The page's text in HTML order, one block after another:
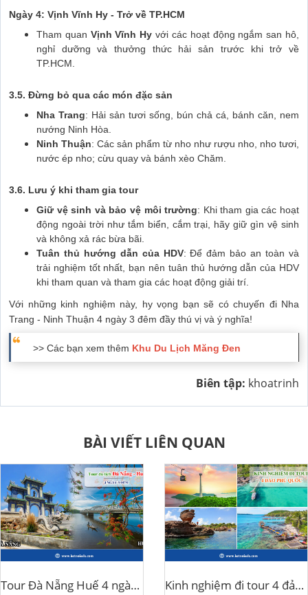
Ngày 4: Vịnh Vĩnh Hy - Trở về TP.HCM
Tham quan Vịnh Vĩnh Hy với các hoạt động ngắm san hô,
nghỉ dưỡng và thưởng thức hải sản trước khi trở về
TP.HCM.
3.5. Đừng bỏ qua các món đặc sản
Nha Trang: Hải sản tươi sống, bún chả cá, bánh căn, nem
nướng Ninh Hòa.
Ninh Thuận: Các sản phẩm từ nho như rượu nho, nho tươi,
nước ép nho; cừu quay và bánh xèo Chăm.
3.6. Lưu ý khi tham gia tour
Giữ vệ sinh và bảo vệ môi trường: Khi tham gia các hoạt
động ngoài trời như tắm biển, cắm trại, hãy giữ gìn vệ sinh
và không xả rác bừa bãi.
Tuân thủ hướng dẫn của HDV: Để đảm bảo an toàn và
trải nghiệm tốt nhất, bạn nên tuân thủ hướng dẫn của HDV
khi tham quan và tham gia các hoạt động giải trí.
Với những kinh nghiệm này, hy vọng bạn sẽ có chuyến đi Nha
Trang - Ninh Thuận 4 ngày 3 đêm đầy thú vị và ý nghĩa!
>> Các bạn xem thêm Khu Du Lịch Măng Đen
Biên tập: khoatrinh
BÀI VIẾT LIÊN QUAN
Tour Đà Nẵng Huế 4 ngày 3 đêm Kinh nghiệm đi tour 4 đảo Phú Quốc